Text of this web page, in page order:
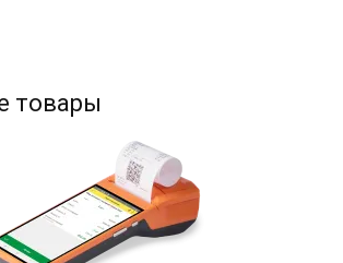
товары